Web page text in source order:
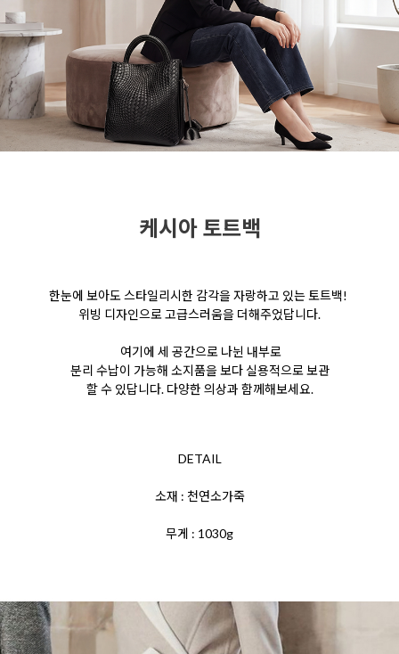
케시아 토트백
한눈에 보아도 스타일리시한 감각을 자랑하고 있는 토트백!
위빙 디자인으로 고급스러움을 더해주었답니다.
여기에 세 공간으로 나뉜 내부로
분리 수납이 가능해 소지품을 보다 실용적으로 보관
할 수 있답니다. 다양한 의상과 함께해보세요.
DETAIL
소재 : 천연소가죽
무게 : 1030g